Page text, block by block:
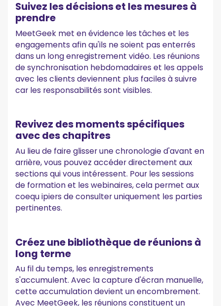
Suivez les décisions et les mesures à
prendre
MeetGeek met en évidence les tâches et les
engagements afin qu'ils ne soient pas enterrés
dans un long enregistrement vidéo. Les réunions
de synchronisation hebdomadaires et les appels
avec les clients deviennent plus faciles à suivre
car les responsabilités sont visibles.
Revivez des moments spécifiques
avec des chapitres
Au lieu de faire glisser une chronologie d'avant en
arrière, vous pouvez accéder directement aux
sections qui vous intéressent. Pour les sessions
de formation et les webinaires, cela permet aux
coequ ipiers de consulter uniquement les parties
pertinentes.
Créez une bibliothèque de réunions à
long terme
Au fil du temps, les enregistrements
s'accumulent. Avec la capture d'écran manuelle,
cette accumulation devient un encombrement.
Avec MeetGeek, les réunions constituent un